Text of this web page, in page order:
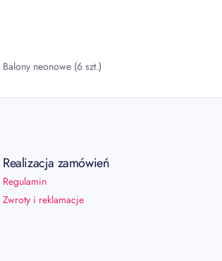
Balony neonowe (6 szt.)
Realizacja zamówień
Regulamin
Zwroty i reklamacje